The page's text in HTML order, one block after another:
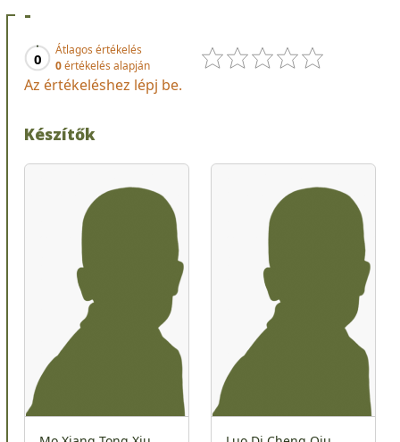
-
0
Átlagos értékelés
0értékelés alapján
Az értékeléshez lépj be.
Készítők